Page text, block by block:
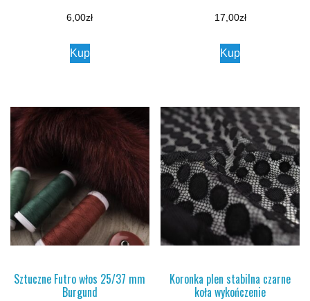
6,00zł
Kup
17,00zł
Kup
Sztuczne Futro włos 25/37 mm
Burgund
Koronka plen stabilna czarne
koła wykończenie